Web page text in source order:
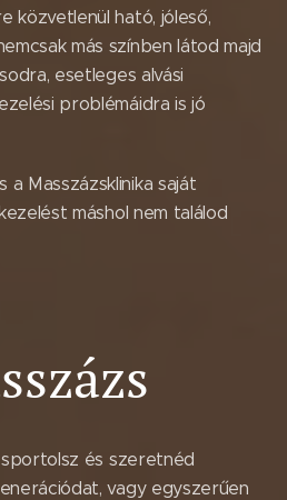
közvetlenül ható, jóleső,
más színben látod majd
esetleges alvási
problémáidra is jó
Masszázsklinika saját
máshol nem találod
és szeretnéd
vagy egyszerűen